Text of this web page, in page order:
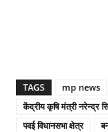
TAGS mp news
केंद्रीय कृषि मंत्री नरेन्द्र
पवई विधानसभा क्षेत्र